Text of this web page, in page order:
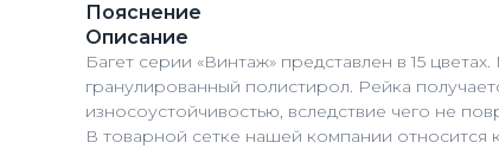
Пояснение
Описание
Багет серии «Винтаж» представлен в 15
гранулированный полистирол. Рейка
износоустойчивостью, вследствие чего не
В товарной сетке нашей компании